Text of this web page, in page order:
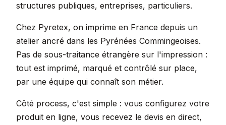
structures publiques, entreprises, particuliers.
Chez Pyretex, on imprime en France depuis un
atelier ancré dans les Pyrénées Commingeoises.
Pas de sous-traitance étrangère sur l'impression :
tout est imprimé, marqué et contrôlé sur place,
par une équipe qui connaît son métier.
Côté process, c'est simple : vous configurez votre
produit en ligne, vous recevez le devis en direct,